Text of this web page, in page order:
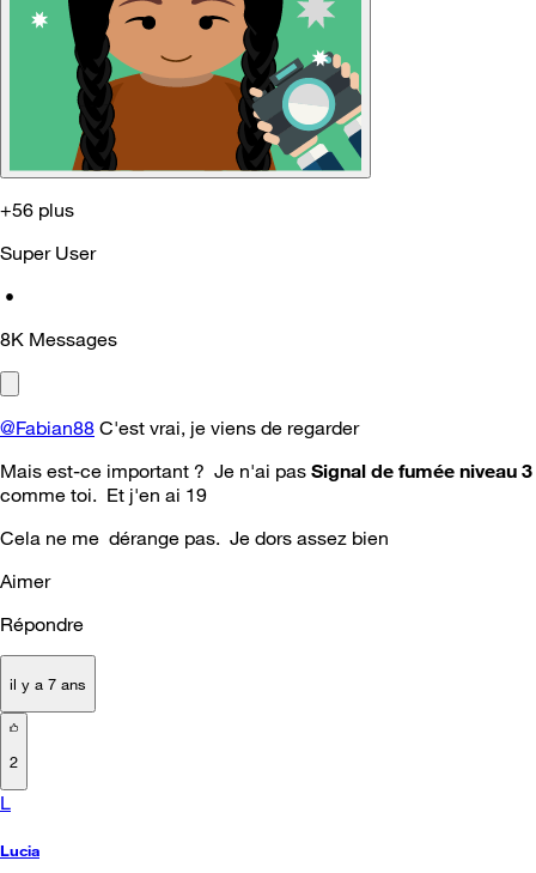
+56 plus
Super User
•
8K Messages
@Fabian88 C'est vrai, je viens de regarder
Mais est-ce important ? Je n'ai pas Signal de fumée niveau 3
comme toi. Et j'en ai 19
Cela ne me dérange pas. Je dors assez bien
Aimer
Répondre
il y a 7 ans
2
L
Lucia